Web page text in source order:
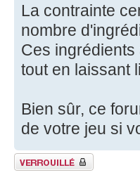
La contrainte
nombre
Ces
tout en laissant
Bien sûr, ce
de votre jeu si
Fil verrouillé